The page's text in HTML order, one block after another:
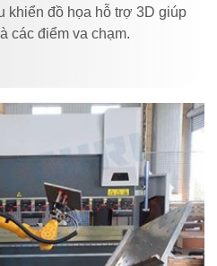
khiển đồ họa hỗ trợ 3D giúp
các điểm va chạm.